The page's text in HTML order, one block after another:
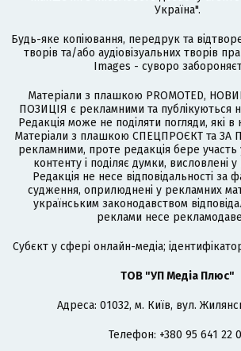
Україна".
Будь-яке копіювання, передрук та
творів та/або аудіовізуальних творів
Images - суворо
Матеріали з плашкою PROMOTED,
ПОЗИЦІЯ є рекламними та публікуються
Редакція може не поділяти погляди, які
Матеріали з плашкою СПЕЦПРОЄКТ та ЗА
рекламними, проте редакція бере участь
контенту і поділяє думки, висловлені
Редакція не несе відповідальності за
судження, оприлюднені у рекламних
українським законодавством
реклами несе
Cубєкт у сфері онлайн-медіа;
ТОВ "УП Медіа Плюс"
Адреса: 01032, м. Київ, вул.
Телефон: +380 95 641 22